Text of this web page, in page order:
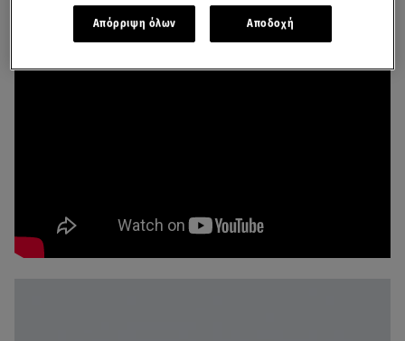
Απόρριψη όλων Αποδοχή